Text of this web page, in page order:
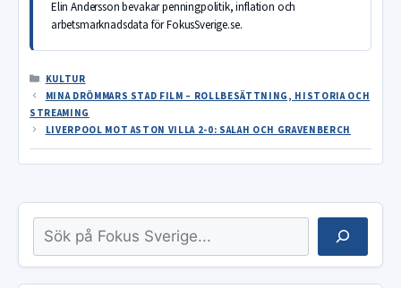
Elin Andersson bevakar penningpolitik, inflation och
arbetsmarknadsdata för FokusSverige.se.
KATEGORIER
KULTUR
MINA DRÖMMARS STAD FILM – ROLLBESÄTTNING, HISTORIA OCH
STREAMING
LIVERPOOL MOT ASTON VILLA 2-0: SALAH OCH GRAVENBERCH
Sök